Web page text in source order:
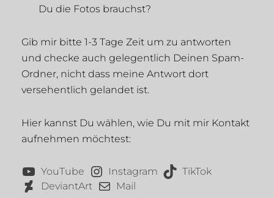
Du die Fotos brauchst?
Gib mir bitte 1-3 Tage Zeit um zu antworten
und checke auch gelegentlich Deinen Spam-
Ordner, nicht dass meine Antwort dort
versehentlich gelandet ist.
Hier kannst Du wählen, wie Du mit mir Kontakt
aufnehmen möchtest:
YouTube Instagram
TikTok
DeviantArt
Mail